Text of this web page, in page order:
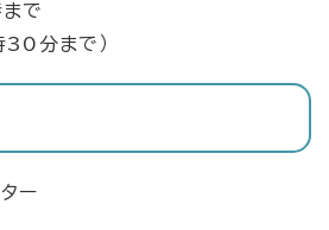
で
30分まで）
ー